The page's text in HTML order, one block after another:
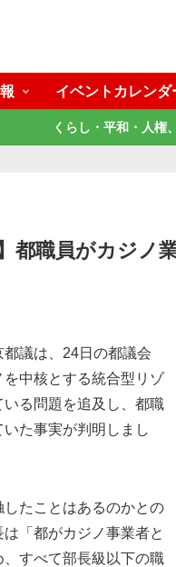
イベントカレンダ
くらし・平和・人権
都職員がカジノ
議は、24日の都議会
中核とする統合型リゾ
る問題を追及し、都職
た事実が判明しまし
たことはあるのかとの
「都がカジノ事業者と
すべて部長級以下の職